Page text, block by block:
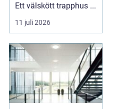
Ett välskött trapphus ...
11 juli 2026